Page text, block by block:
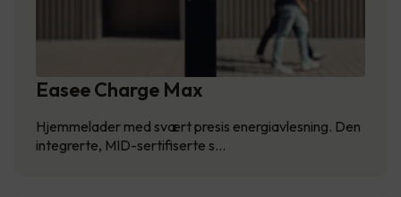
Easee Charge Max
Hjemmelader med svært presis energiavlesning. Den
integrerte, MID-sertifiserte s…